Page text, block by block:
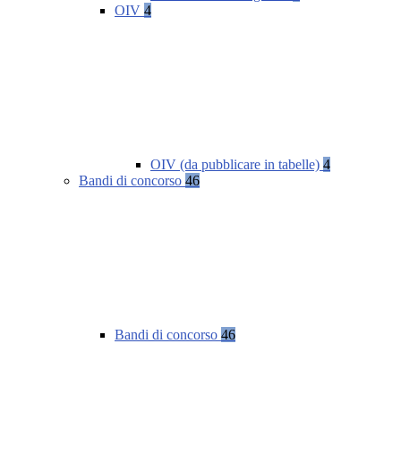
OIV 4
OIV (da pubblicare in tabelle) 4
Bandi di concorso 46
Bandi di concorso 46